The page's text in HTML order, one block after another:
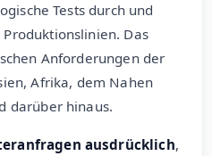
Tests durch und
Das
Anforderungen der
Afrika, dem Nahen
darüber hinaus.
ausdrücklich,